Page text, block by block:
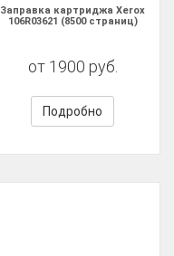
Заправка картриджа Xerox
106R03621 (8500 страниц)
от 1900 руб.
Подробно